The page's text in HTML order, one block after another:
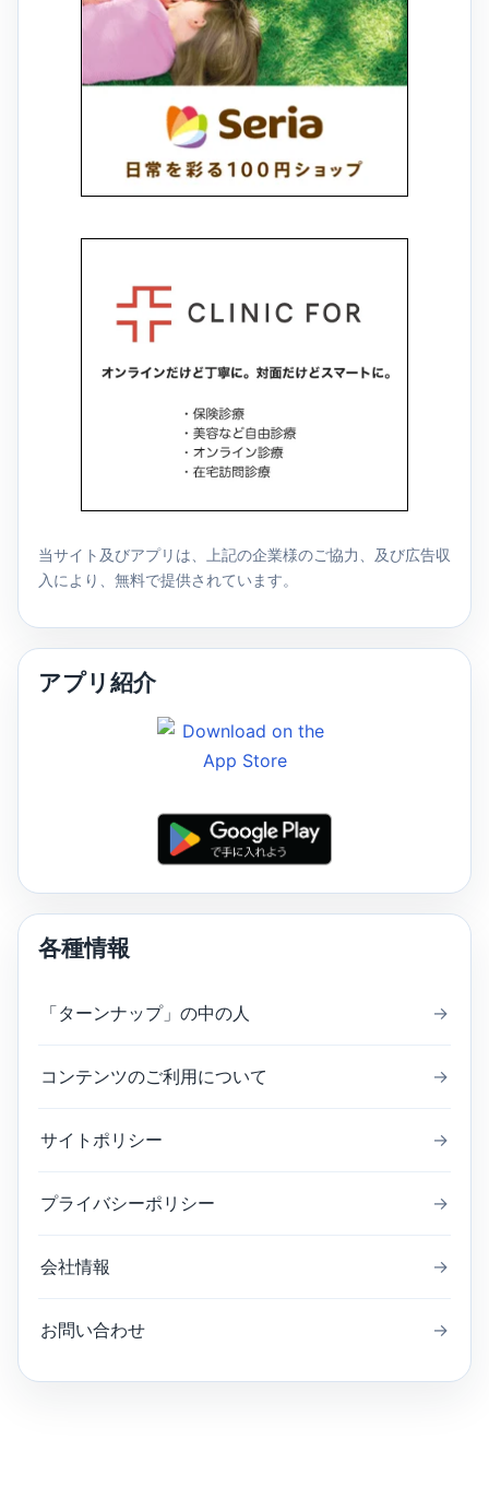
当サイト及びアプリは、上記の企業様のご協力、及び広告収
入により、無料で提供されています。
アプリ紹介
各種情報
「ターンナップ」の中の人 →
コンテンツのご利用について →
サイトポリシー →
プライバシーポリシー →
会社情報 →
お問い合わせ →